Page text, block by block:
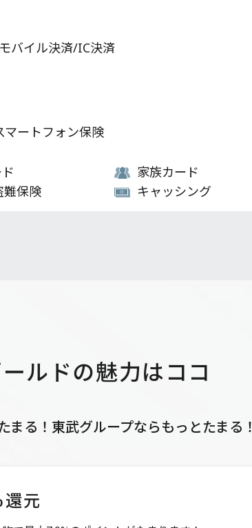
バイル決済/IC決済
マートフォン保険
家族カード
難保険
キャッシング
ルドの魅力はココ
まる！ 東武グループならもっとたまる！
元